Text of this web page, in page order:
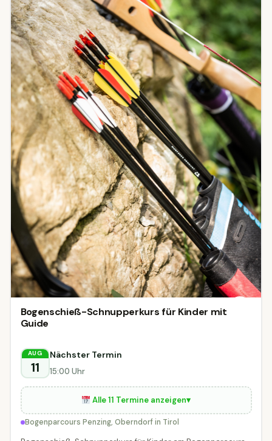
Bogenschieß-Schnupperkurs für Kinder mit
Guide
AUG
11
Nächster Termin
15:00 Uhr
Alle 11 Termine anzeigen▾
Bogenparcours Penzing, Oberndorf in Tirol